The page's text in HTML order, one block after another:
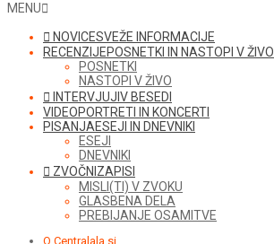
MENU
NOVICESVEŽE INFORMACIJE
RECENZIJEPOSNETKI IN NASTOPI V ŽIVO
POSNETKI
NASTOPI V ŽIVO
INTERVJUJI V BESEDI
VIDEOPORTRETI IN KONCERTI
PISANJAESEJI IN DNEVNIKI
ESEJI
DNEVNIKI
ZVOČNI ZAPISI
MISLI(TI) V ZVOKU
GLASBENA DELA
PREBIJANJE OSAMITVE
O Centralala.si